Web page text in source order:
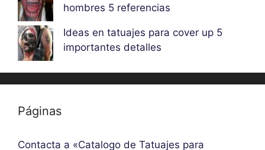
hombres 5 referencias
Ideas en tatuajes para cover up 5
importantes detalles
Páginas
Contacta a «Catalogo de Tatuajes para